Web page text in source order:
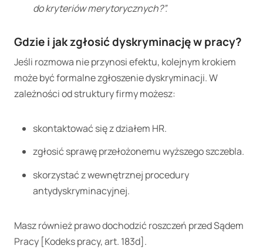
do kryteriów merytorycznych?”.
Gdzie i jak zgłosić dyskryminację w pracy?
Jeśli rozmowa nie przynosi efektu, kolejnym krokiem
może być formalne zgłoszenie dyskryminacji. W
zależności od struktury firmy możesz:
skontaktować się z działem HR.
zgłosić sprawę przełożonemu wyższego szczebla.
skorzystać z wewnętrznej procedury
antydyskryminacyjnej.
Masz również prawo dochodzić roszczeń przed Sądem
Pracy [Kodeks pracy, art. 183d].